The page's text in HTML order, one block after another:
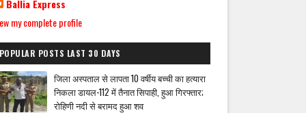
Ballia Express
my complete profile
POSTS LAST 30 DAYS
जिला अस्पताल से लापता 10 वर्षीय बच्ची का हत्यारा
निकला डायल-112 में तैनात सिपाही, हुआ गिरफ्तार;
रोहिणी नदी से बरामद हुआ शव